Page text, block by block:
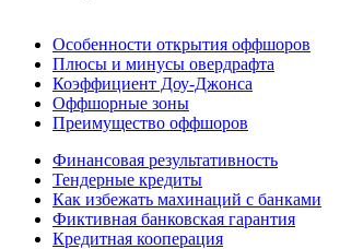
Особенности открытия оффшоров
Плюсы и минусы овердрафта
Коэффициент Доу-Джонса
Оффшорные зоны
Преимущество оффшоров
Финансовая результативность
Тендерные кредиты
Как избежать махинаций с банками
Фиктивная банковская гарантия
Кредитная кооперация